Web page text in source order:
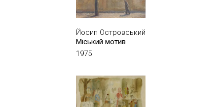
Йосип Островський
Міський мотив
1975